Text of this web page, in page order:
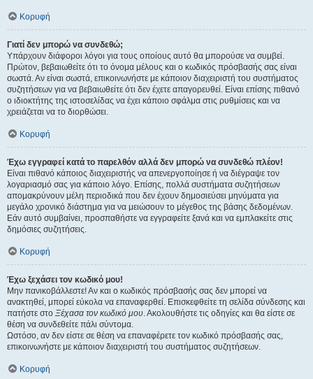
Κορυφή
Γιατί δεν μπορώ να συνδεθώ;
Υπάρχουν διάφοροι λόγοι για τους οποίους αυτό θα μπορούσε να συμβεί.
Πρώτον, βεβαιωθείτε ότι το όνομα μέλους και ο κωδικός πρόσβασής σας είναι
σωστά. Αν είναι σωστά, επικοινωνήστε με κάποιον διαχειριστή του συστήματος
συζητήσεων για να βεβαιωθείτε ότι δεν έχετε απαγορευθεί. Είναι επίσης πιθανό
ο ιδιοκτήτης της ιστοσελίδας να έχει κάποιο σφάλμα στις ρυθμίσεις και να
χρειάζεται να το διορθώσει.
Κορυφή
Έχω εγγραφεί κατά το παρελθόν αλλά δεν μπορώ να συνδεθώ πλέον!
Είναι πιθανό κάποιος διαχειριστής να απενεργοποίησε ή να διέγραψε τον
λογαριασμό σας για κάποιο λόγο. Επίσης, πολλά συστήματα συζητήσεων
απομακρύνουν μέλη περιοδικά που δεν έχουν δημοσιεύσει μηνύματα για
μεγάλο χρονικό διάστημα για να μειώσουν το μέγεθος της βάσης δεδομένων.
Εάν αυτό συμβαίνει, προσπαθήστε να εγγραφείτε ξανά και να εμπλακείτε στις
δημόσιες συζητήσεις.
Κορυφή
Έχω ξεχάσει τον κωδικό μου!
Μην πανικοβάλλεστε! Αν και ο κωδικός πρόσβασής σας δεν μπορεί να
ανακτηθεί, μπορεί εύκολα να επαναφερθεί. Επισκεφθείτε τη σελίδα σύνδεσης και
πατήστε στο Ξέχασα τον κωδικό μου. Ακολουθήστε τις οδηγίες και θα είστε σε
θέση να συνδεθείτε πάλι σύντομα.
Ωστόσο, αν δεν είστε σε θέση να επαναφέρετε τον κωδικό πρόσβασής σας,
επικοινωνήστε με κάποιον διαχειριστή του συστήματος συζητήσεων.
Κορυφή